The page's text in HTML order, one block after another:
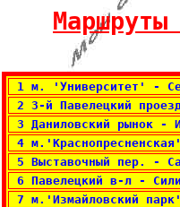
1 м. 'Университет' -
2 3-й Павелецкий
3 Даниловский рынок -
4
5 Выставочный пер. -
6 Павелецкий в-л -
7 м.'Измайловский